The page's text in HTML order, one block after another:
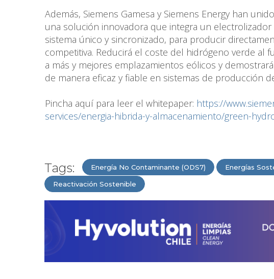
Además, Siemens Gamesa y Siemens Energy han
una solución innovadora que integra un
sistema único y sincronizado, para producir
competitiva. Reducirá el coste del hidrógeno verde al
a más y mejores emplazamientos eólicos y
de manera eficaz y fiable en sistemas de producción
Pincha aquí para leer el whitepaper: https://
services/energia-hibrida-y-almacenamiento/green-
Tags: Energía No Contaminante (ODS7) Energías
Reactivación Sostenible